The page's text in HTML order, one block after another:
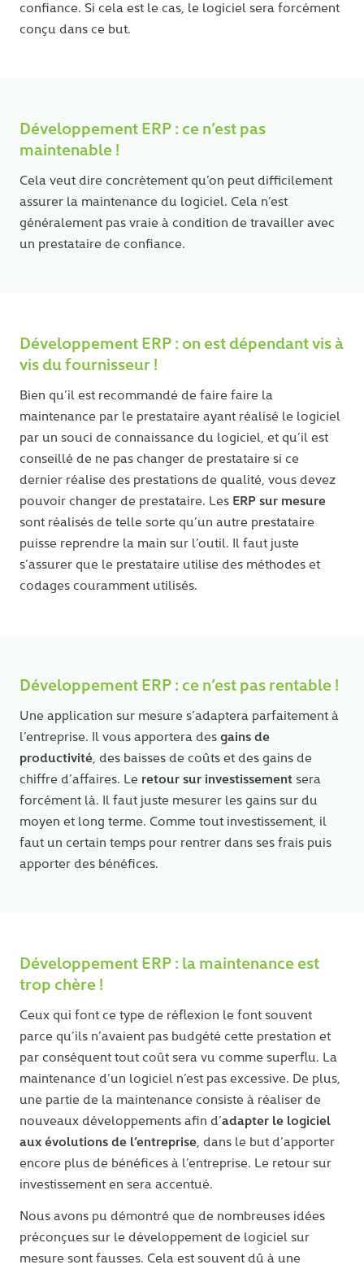
confiance. Si cela est le cas, le logiciel sera forcément
conçu dans ce but.
Développement ERP : ce n’est pas
maintenable !
Cela veut dire concrètement qu’on peut difficilement
assurer la maintenance du logiciel. Cela n’est
généralement pas vraie à condition de travailler avec
un prestataire de confiance.
Développement ERP : on est dépendant vis à
vis du fournisseur !
Bien qu’il est recommandé de faire faire la
maintenance par le prestataire ayant réalisé le logiciel
par un souci de connaissance du logiciel, et qu’il est
conseillé de ne pas changer de prestataire si ce
dernier réalise des prestations de qualité, vous devez
pouvoir changer de prestataire. Les ERP sur mesure
sont réalisés de telle sorte qu’un autre prestataire
puisse reprendre la main sur l’outil. Il faut juste
s’assurer que le prestataire utilise des méthodes et
codages couramment utilisés.
Développement ERP : ce n’est pas rentable !
Une application sur mesure s’adaptera parfaitement à
l’entreprise. Il vous apportera des gains de
productivité , des baisses de coûts et des gains de
chiffre d’affaires. Le retour sur investissement sera
forcément là. Il faut juste mesurer les gains sur du
moyen et long terme. Comme tout investissement, il
faut un certain temps pour rentrer dans ses frais puis
apporter des bénéfices.
Développement ERP : la maintenance est
trop chère !
Ceux qui font ce type de réflexion le font souvent
parce qu’ils n’avaient pas budgété cette prestation et
par conséquent tout coût sera vu comme superflu. La
maintenance d’un logiciel n’est pas excessive. De plus,
une partie de la maintenance consiste à réaliser de
nouveaux développements afin d’adapter le logiciel
aux évolutions de l’entreprise , dans le but d’apporter
encore plus de bénéfices à l’entreprise. Le retour sur
investissement en sera accentué.
Nous avons pu démontré que de nombreuses idées
préconçues sur le développement de logiciel sur
mesure sont fausses. Cela est souvent dû à une